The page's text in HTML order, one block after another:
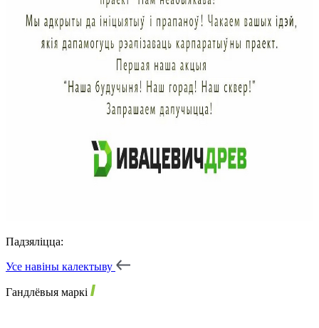
Падзяліцца:
Усе навіны калектыву
Гандлёвыя маркі